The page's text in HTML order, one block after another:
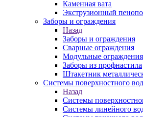
Каменная вата
Экструзионный
Заборы и ограждения
Назад
Заборы и ограждения
Сварные ограждения
Модульные ограждения
Заборы из профнастила
Штакетник
Системы поверхностного
Назад
Системы
Системы линейного